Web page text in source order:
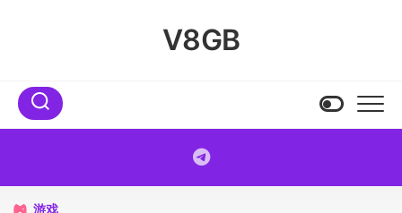
V8GB
 游戏